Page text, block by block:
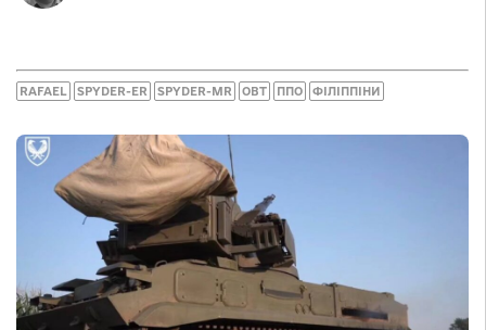
RAFAEL SPYDER-ER SPYDER-MR ОВТ ППО ФІЛІППІНИ